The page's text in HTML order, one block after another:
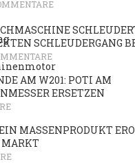
SCHLEUDERGANG
AM W201: POTI AM
ERSETZEN
MASSENPRODUKT